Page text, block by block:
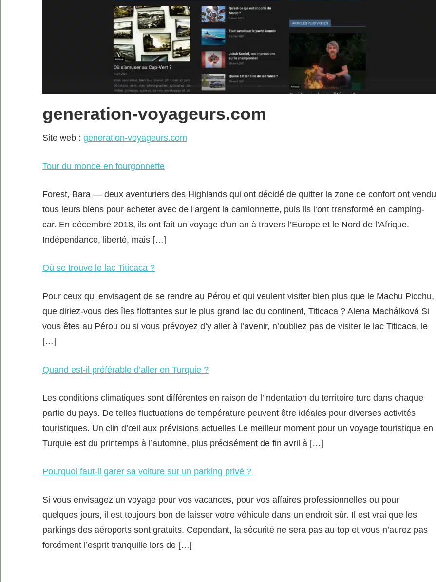
generation-voyageurs.com
Site web : generation-voyageurs.com
Tour du monde en fourgonnette
Forest, Bara — deux aventuriers des Highlands qui ont décidé de quitter la zone de confort ont vendu
tous leurs biens pour acheter avec de l’argent la camionnette, puis ils l’ont transformé en camping-
car. En décembre 2018, ils ont fait un voyage d’un an à travers l’Europe et le Nord de l’Afrique.
Indépendance, liberté, mais […]
Où se trouve le lac Titicaca ?
Pour ceux qui envisagent de se rendre au Pérou et qui veulent visiter bien plus que le Machu Picchu,
que diriez-vous des îles flottantes sur le plus grand lac du continent, Titicaca ? Alena Machálková Si
vous êtes au Pérou ou si vous prévoyez d’y aller à l’avenir, n’oubliez pas de visiter le lac Titicaca, le
[…]
Quand est-il préférable d’aller en Turquie ?
Les conditions climatiques sont différentes en raison de l’indentation du territoire turc dans chaque
partie du pays. De telles fluctuations de température peuvent être idéales pour diverses activités
touristiques. Un clin d’œil aux prévisions actuelles Le meilleur moment pour un voyage touristique en
Turquie est du printemps à l’automne, plus précisément de fin avril à […]
Pourquoi faut-il garer sa voiture sur un parking privé ?
Si vous envisagez un voyage pour vos vacances, pour vos affaires professionnelles ou pour
quelques jours, il est toujours bon de laisser votre véhicule dans un endroit sûr. Il est vrai que les
parkings des aéroports sont gratuits. Cependant, la sécurité ne sera pas au top et vous n’aurez pas
forcément l’esprit tranquille lors de […]